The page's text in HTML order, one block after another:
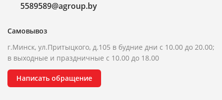
5589589@agroup.by
Самовывоз
г.Минск, ул.Притыцкого, д.105 в будние дни с 10.00 до 20.00;
в выходные и праздничные с 10.00 до 18.00
Написать обращение